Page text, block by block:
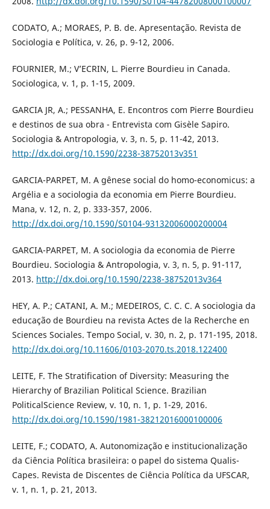
CODATO, A.; MORAES, P. B. de. Apresentação. Revista de
Sociologia e Política, v. 26, p. 9-12, 2006.
FOURNIER, M.; V’ECRIN, L. Pierre Bourdieu in Canada.
Sociologica, v. 1, p. 1-15, 2009.
GARCIA JR, A.; PESSANHA, E. Encontros com Pierre Bourdieu
e destinos de sua obra - Entrevista com Gisèle Sapiro.
Sociologia & Antropologia, v. 3, n. 5, p. 11-42, 2013.
http://dx.doi.org/10.1590/2238-38752013v351
GARCIA-PARPET, M. A gênese social do homo-economicus: a
Argélia e a sociologia da economia em Pierre Bourdieu.
Mana, v. 12, n. 2, p. 333-357, 2006.
http://dx.doi.org/10.1590/S0104-93132006000200004
GARCIA-PARPET, M. A sociologia da economia de Pierre
Bourdieu. Sociologia & Antropologia, v. 3, n. 5, p. 91-117,
2013. http://dx.doi.org/10.1590/2238-38752013v364
HEY, A. P.; CATANI, A. M.; MEDEIROS, C. C. C. A sociologia da
educação de Bourdieu na revista Actes de la Recherche en
Sciences Sociales. Tempo Social, v. 30, n. 2, p. 171-195, 2018.
http://dx.doi.org/10.11606/0103-2070.ts.2018.122400
LEITE, F. The Stratification of Diversity: Measuring the
Hierarchy of Brazilian Political Science. Brazilian
PoliticalScience Review, v. 10, n. 1, p. 1-29, 2016.
http://dx.doi.org/10.1590/1981-38212016000100006
LEITE, F.; CODATO, A. Autonomização e institucionalização
da Ciência Política brasileira: o papel do sistema Qualis-
Capes. Revista de Discentes de Ciência Política da UFSCAR,
v. 1, n. 1, p. 21, 2013.